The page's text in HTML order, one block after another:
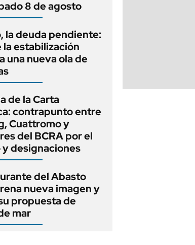
8 de agosto
la deuda pendiente:
la estabilización
una nueva ola de
de la Carta
contrapunto entre
Cuattromo y
del BCRA por el
designaciones
del Abasto
nueva imagen y
propuesta de
mar